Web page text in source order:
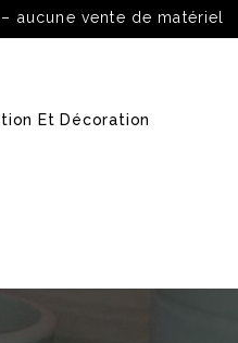
aucune vente de matériel
Et Décoration